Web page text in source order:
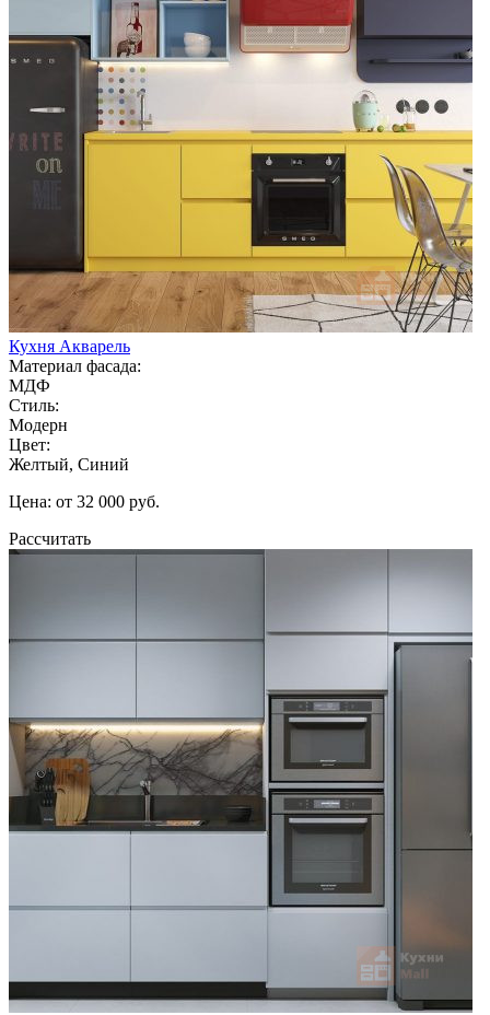
Кухня Акварель
Материал фасада:
МДФ
Стиль:
Модерн
Цвет:
Желтый, Синий
Цена: от 32 000 руб.
Рассчитать